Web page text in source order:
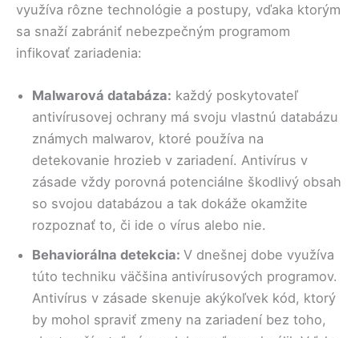
využíva rôzne technológie a postupy, vďaka ktorým
sa snaží zabrániť nebezpečným programom
infikovať zariadenia:
Malwarová databáza: každý poskytovateľ
antivírusovej ochrany má svoju vlastnú databázu
známych malwarov, ktoré používa na
detekovanie hrozieb v zariadení. Antivírus v
zásade vždy porovná potenciálne škodlivý obsah
so svojou databázou a tak dokáže okamžite
rozpoznať to, či ide o vírus alebo nie.
Behaviorálna detekcia: V dnešnej dobe využíva
túto techniku väčšina antivírusových programov.
Antivírus v zásade skenuje akýkoľvek kód, ktorý
by mohol spraviť zmeny na zariadení bez toho,